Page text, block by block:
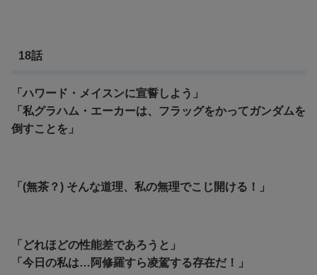
18話
「ハワード・メイスンに宣誓しよう」
「私グラハム・エーカーは、フラッグをかってガンダムを
倒すことを」
「(無茶？) そんな道理、私の無理でこじ開ける！」
「どれほどの性能差であろうと」
「今日の私は…阿修羅すら凌駕する存在だ！」